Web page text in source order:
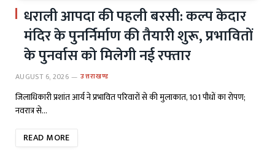
धराली आपदा की पहली बरसी: कल्प केदार
मंदिर के पुनर्निर्माण की तैयारी शुरू, प्रभावितों
के पुनर्वास को मिलेगी नई रफ्तार
AUGUST 6, 2026 उत्तराखण्ड
जिलाधिकारी प्रशांत आर्य ने प्रभावित परिवारों से की मुलाकात, 101 पौधों का रोपण;
नवरात्र से…
READ MORE